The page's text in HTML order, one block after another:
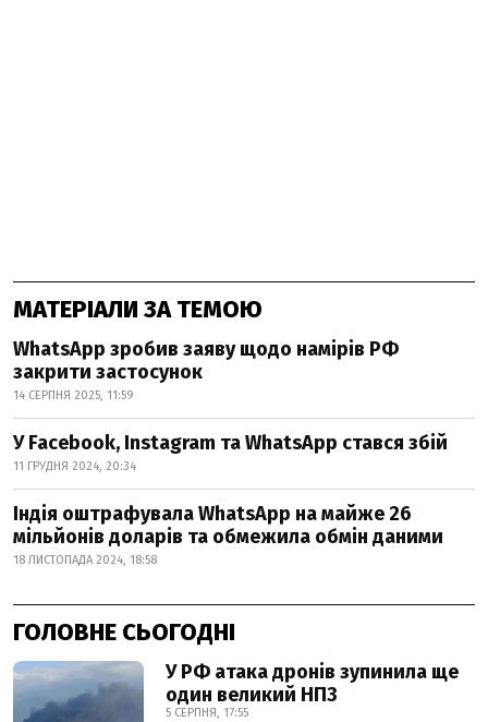
МАТЕРІАЛИ ЗА ТЕМОЮ
WhatsApp зробив заяву щодо намірів РФ
закрити застосунок
14 СЕРПНЯ 2025, 11:59
У Facebook, Instagram та WhatsApp стався збій
11 ГРУДНЯ 2024, 20:34
Індія оштрафувала WhatsApp на майже 26
мільйонів доларів та обмежила обмін даними
18 ЛИСТОПАДА 2024, 18:58
ГОЛОВНЕ СЬОГОДНІ
У РФ атака дронів зупинила ще
один великий НПЗ
5 СЕРПНЯ, 17:55